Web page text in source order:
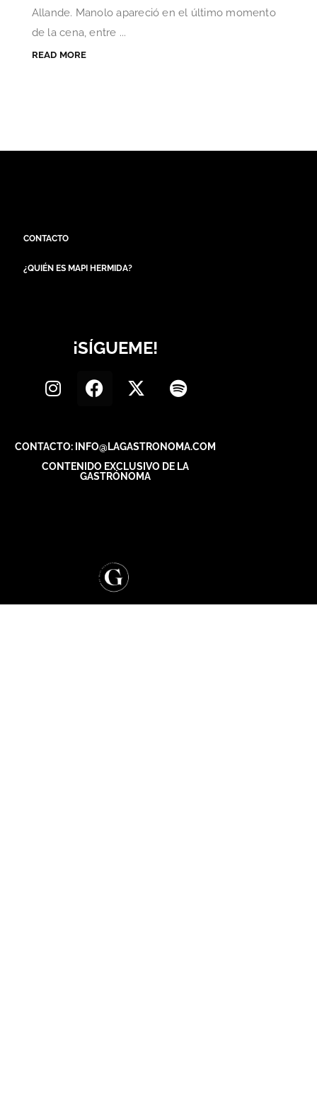
Allande. Manolo apareció en el último momento
de la cena, entre ...
READ MORE
CONTACTO
¿QUIÉN ES MAPI HERMIDA?
¡SÍGUEME!
CONTACTO: INFO@LAGASTRONOMA.COM
CONTENIDO EXCLUSIVO DE LA
GASTRÓNOMA